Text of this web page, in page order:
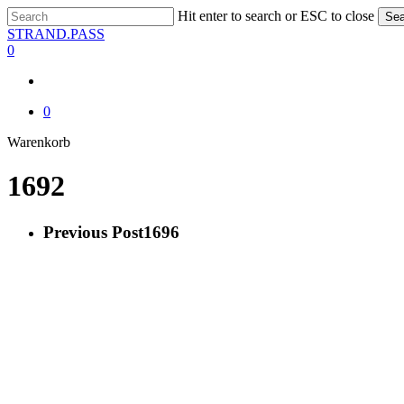
Skip
to
main
Hit enter to search or ESC to close
Close
Search
STRAND.PASS
0
0
WarenkorbClose
1692
Previous Post1696